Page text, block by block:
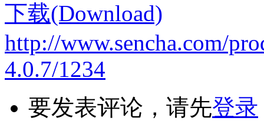
下载(Download)
http://www.sencha.com/
4.0.7/1234
要发表评论，请先登录